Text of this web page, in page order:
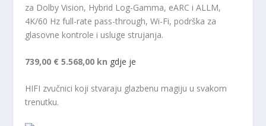
za Dolby Vision, Hybrid Log-Gamma, eARC i ALLM,
4K/60 Hz full-rate pass-through, Wi-Fi, podrška za
glasovne kontrole i usluge strujanja.
739,00 €5.568,00 kn gdje je
HIFI zvučnici koji stvaraju glazbenu magiju u svakom
trenutku.